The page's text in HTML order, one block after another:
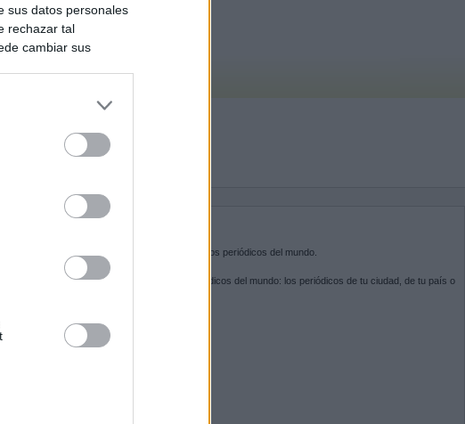
sus datos personales
rechazar tal
cambiar sus
SOBRE KIOSKO.NET
es la puerta de entrada a los periódicos del mundo.
Navega por las portadas de los periódicos del mundo: los periódicos de tu ciudad, de tu país o
SÍGUENOS